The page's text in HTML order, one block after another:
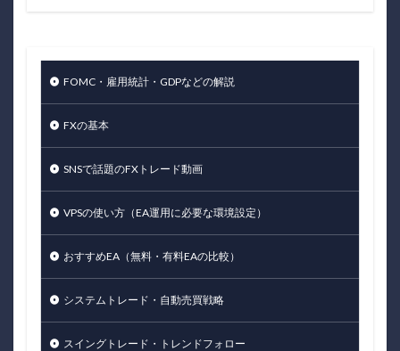
FOMC・雇用統計・GDPなどの解説
FXの基本
SNSで話題のFXトレード動画
VPSの使い方（EA運用に必要な環境設定）
おすすめEA（無料・有料EAの比較）
システムトレード・自動売買戦略
スイングトレード・トレンドフォロー